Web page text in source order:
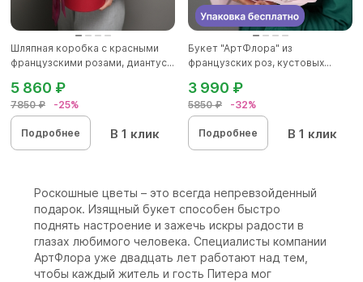
Шляпная коробка с красными
французскими розами, диантус...
7850 ₽ -25%
5 860 ₽
Подробнее В 1 клик
Букет "АртФлора" из
французских роз, кустовых...
5850 ₽ -32%
3 990 ₽
Подробнее В 1 клик
Роскошные цветы – это всегда непревзойденный
подарок. Изящный букет способен быстро
поднять настроение и зажечь искры радости в
глазах любимого человека. Специалисты компании
АртФлора уже двадцать лет работают над тем,
чтобы каждый житель и гость Питера мог